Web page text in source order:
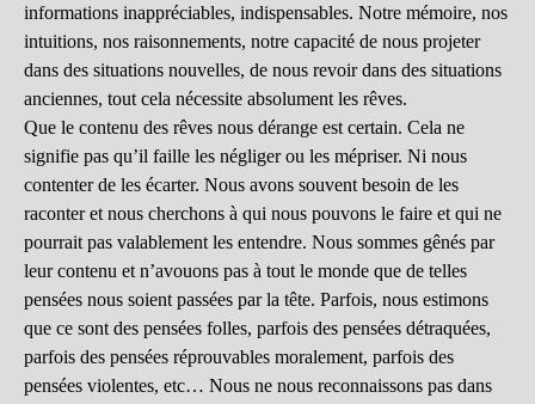
informations inappréciables, indispensables. Notre mémoire, nos
intuitions, nos raisonnements, notre capacité de nous projeter
dans des situations nouvelles, de nous revoir dans des situations
anciennes, tout cela nécessite absolument les rêves.
Que le contenu des rêves nous dérange est certain. Cela ne
signifie pas qu’il faille les négliger ou les mépriser. Ni nous
contenter de les écarter. Nous avons souvent besoin de les
raconter et nous cherchons à qui nous pouvons le faire et qui ne
pourrait pas valablement les entendre. Nous sommes gênés par
leur contenu et n’avouons pas à tout le monde que de telles
pensées nous soient passées par la tête. Parfois, nous estimons
que ce sont des pensées folles, parfois des pensées détraquées,
parfois des pensées réprouvables moralement, parfois des
pensées violentes, etc… Nous ne nous reconnaissons pas dans